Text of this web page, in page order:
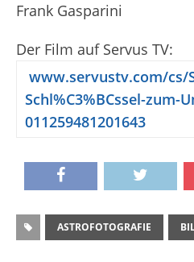
Frank Gasparini
Der Film auf Servus TV:
www.servustv.com/
Schl%C3%BCssel-zum-
011259481201643
ASTROFOTOGRAFIE